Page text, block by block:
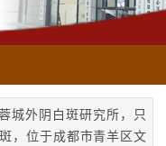
城外阴白斑研究所，只
，位于成都市青羊区文